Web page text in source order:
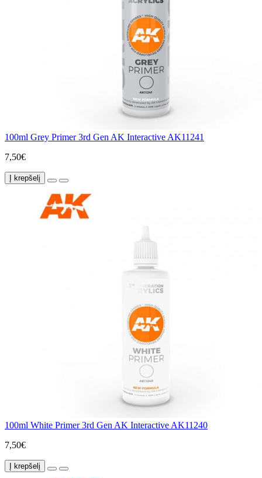
100ml Grey Primer 3rd Gen AK Interactive AK11241
7,50€
Į krepšelį
100ml White Primer 3rd Gen AK Interactive AK11240
7,50€
Į krepšelį